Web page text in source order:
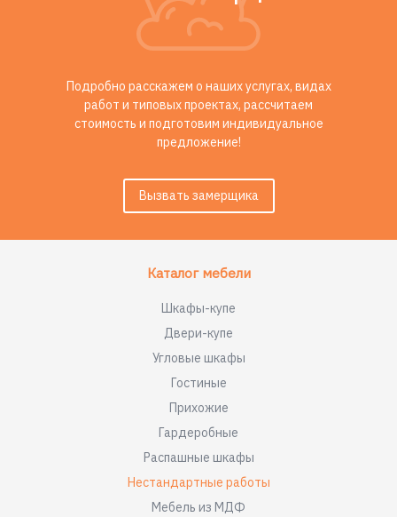
Подробно расскажем о наших услугах, видах
работ и типовых проектах, рассчитаем
стоимость и подготовим индивидуальное
предложение!
Вызвать замерщика
Каталог мебели
Шкафы-купе
Двери-купе
Угловые шкафы
Гостиные
Прихожие
Гардеробные
Распашные шкафы
Нестандартные работы
Мебель из МДФ